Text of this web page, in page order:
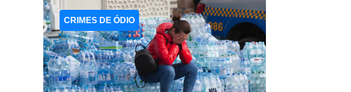
CRIMES DE ÓDIO